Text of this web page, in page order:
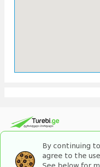
By continuing
agree to the